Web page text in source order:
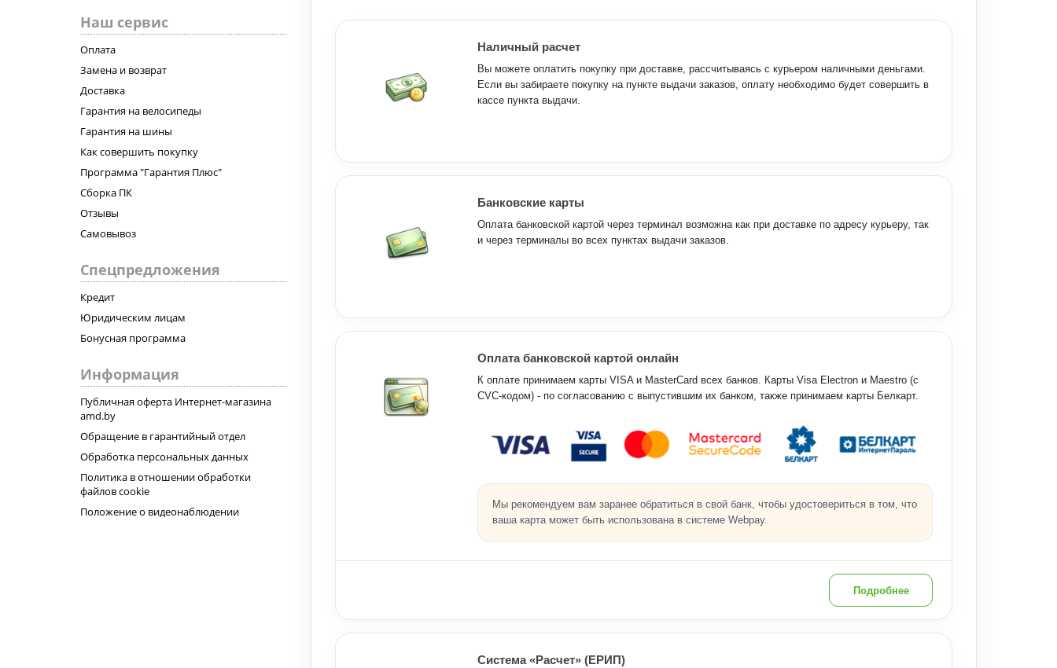
Наш сервис
Оплата
Замена и возврат
Доставка
Гарантия на велосипеды
Гарантия на шины
Как совершить покупку
Программа "Гарантия Плюс"
Сборка ПК
Отзывы
Самовывоз
Спецпредложения
Кредит
Юридическим лицам
Бонусная программа
Информация
Публичная оферта Интернет-магазина
amd.by
Обращение в гарантийный отдел
Обработка персональных данных
Политика в отношении обработки
файлов cookie
Положение о видеонаблюдении
Наличный расчет
Вы можете оплатить покупку при доставке, рассчитываясь с курьером наличными деньгами.
Если вы забираете покупку на пункте выдачи заказов, оплату необходимо будет совершить в
кассе пункта выдачи.
Банковские карты
Оплата банковской картой через терминал возможна как при доставке по адресу курьеру, так
и через терминалы во всех пунктах выдачи заказов.
Оплата банковской картой онлайн
К оплате принимаем карты VISA и MasterCard всех банков. Карты Visa Electron и Maestro (с
CVC-кодом) - по согласованию с выпустившим их банком, также принимаем карты Белкарт.
Мы рекомендуем вам заранее обратиться в свой банк, чтобы удостовериться в том, что
ваша карта может быть использована в системе Webpay.
Подробнее
Система «Расчет» (ЕРИП)